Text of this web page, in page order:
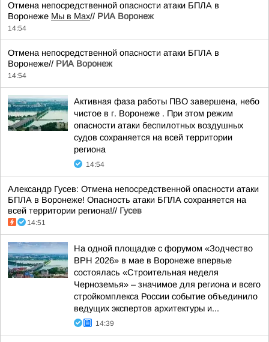
Отмена непосредственной опасности атаки БПЛА в
Воронеже Мы в Мах// РИА Воронеж
14:54
Отмена непосредственной опасности атаки БПЛА в
Воронеже// РИА Воронеж
14:54
Активная фаза работы ПВО завершена, небо
чистое в г. Воронеже . При этом режим
опасности атаки беспилотных воздушных
судов сохраняется на всей территории
региона
14:54
Александр Гусев: Отмена непосредственной опасности атаки
БПЛА в Воронеже! Опасность атаки БПЛА сохраняется на
всей территории региона!// Гусев
14:51
На одной площадке с форумом «Зодчество
ВРН 2026» в мае в Воронеже впервые
состоялась «Строительная неделя
Черноземья» – значимое для региона и всего
стройкомплекса России событие объединило
ведущих экспертов архитектуры и...
14:39